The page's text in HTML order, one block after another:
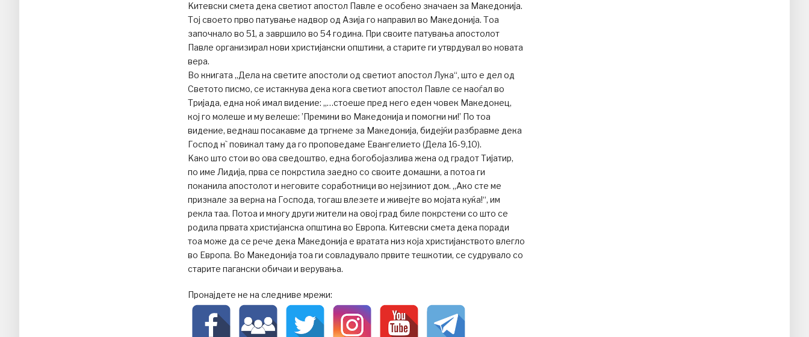
Kитевски смета дека светиот апостол Павле е особено значаен за Македонија.
Тој своето прво патување надвор од Азија го направил во Македонија. Тоа
започнало во 51, а завршило во 54 година. При своите патувања апостолот
Павле организирал нови христијански општини, а старите ги утврдувал во новата
вера.
Во книгата „Дела на светите апостоли од светиот апостол Лука“, што е дел од
Светото писмо, се истакнува дека кога светиот апостол Павле се наоѓал во
Тријада, една ноќ имал видение: „…стоеше пред него еден човек Македонец,
кој го молеше и му велеше: ’Премини во Македонија и помогни ни!’ По тоа
видение, веднаш посакавме да тргнеме за Македонија, бидејќи разбравме дека
Господ н` повикал таму да го проповедаме Евангелието (Дела 16-9,10).
Kако што стои во ова сведоштво, една богобојазлива жена од градот Тијатир,
по име Лидија, прва се покрстила заедно со своите домашни, а потоа ги
поканила апостолот и неговите соработници во нејзиниот дом. „Ако сте ме
признале за верна на Господа, тогаш влезете и живејте во мојата куќа!“, им
рекла таа. Потоа и многу други жители на овој град биле покрстени со што се
родила првата христијанска општина во Европа. Kитевски смета дека поради
тоа може да се рече дека Македонија е вратата низ која христијанството влегло
во Европа. Во Македонија тоа ги совладувало првите тешкотии, се судрувало со
старите пагански обичаи и верувања.
Пронајдете не на следниве мрежи: